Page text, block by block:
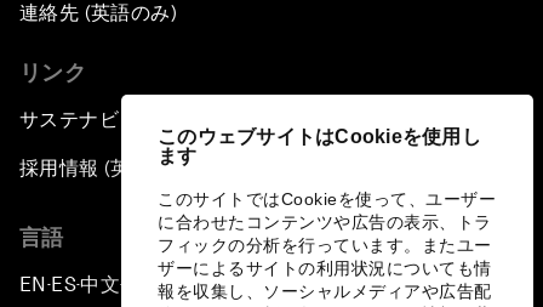
このウェブサイトはCookieを使用し
ます
このサイトではCookieを使って、ユーザー
に合わせたコンテンツや広告の表示、トラ
フィックの分析を行っています。またユー
ザーによるサイトの利用状況についても情
報を収集し、ソーシャルメディアや広告配
連絡先 (英語のみ)
リンク
サステナビリティへの取り組み
採用情報 (英語のみ)
言語
EN ▪ ES▪中文▪ 日本語